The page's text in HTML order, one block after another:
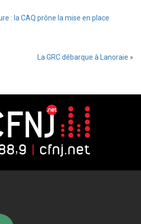
: la CAQ prône la mise en place
La GRC débarque à Lanoraie »